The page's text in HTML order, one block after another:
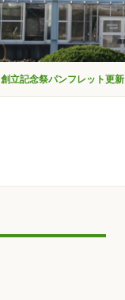
創立記念祭パンフレット更新